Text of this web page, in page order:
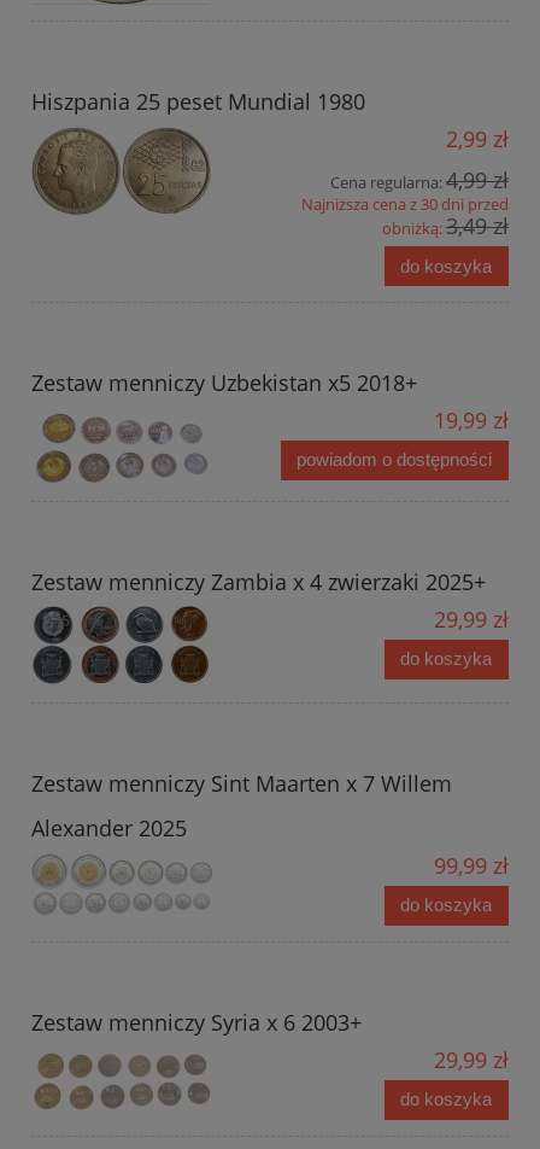
Hiszpania 25 peset Mundial 1980
2,99 zł
Cena regularna:4,99 zł
Najniższa cena z 30 dni przed
obniżką:3,49 zł
do koszyka
Zestaw menniczy Uzbekistan x5 2018+
19,99 zł
powiadom o dostępności
Zestaw menniczy Zambia x 4 zwierzaki 2025+
29,99 zł
do koszyka
Zestaw menniczy Sint Maarten x 7 Willem
Alexander 2025
99,99 zł
do koszyka
Zestaw menniczy Syria x 6 2003+
29,99 zł
do koszyka